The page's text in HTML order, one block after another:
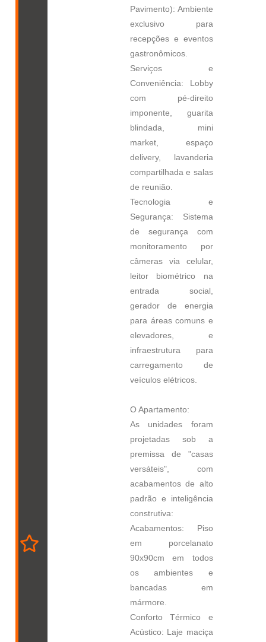
Pavimento): Ambiente
exclusivo para
recepções e eventos
gastronômicos.
Serviços e
Conveniência: Lobby
com pé-direito
imponente, guarita
blindada, mini
market, espaço
delivery, lavanderia
compartilhada e salas
de reunião.
Tecnologia e
Segurança: Sistema
de segurança com
monitoramento por
câmeras via celular,
leitor biométrico na
entrada social,
gerador de energia
para áreas comuns e
elevadores, e
infraestrutura para
carregamento de
veículos elétricos.
O Apartamento:
As unidades foram
projetadas sob a
premissa de "casas
versáteis", com
acabamentos de alto
padrão e inteligência
construtiva:
Acabamentos: Piso
em porcelanato
90x90cm em todos
os ambientes e
bancadas em
mármore.
Conforto Térmico e
Acústico: Laje maciça